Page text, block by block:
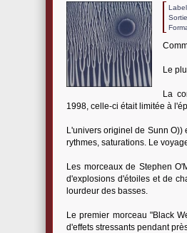
Le
La
1998, celle-ci était limitée à
L'univers originel de Sunn O))
rythmes, saturations. Le
Les morceaux de Stephen
d'explosions d'étoiles et de
lourdeur des basses.
Le premier morceau "Black
d'effets stressants pendant